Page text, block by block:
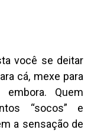
você se deitar
cá, mexe para
Quem
“socos” e
a sensação de